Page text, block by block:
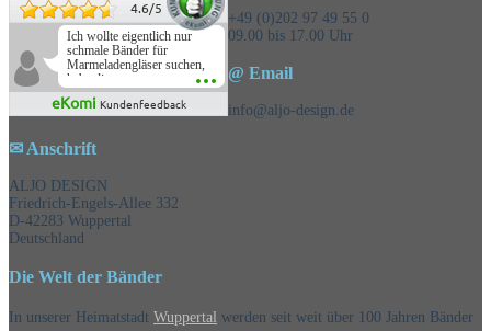
4.6/5
Ich wollte eigentlich nur
schmale Bänder für
Marmeladengläser suchen,
habe die
Überraschungsbänder
mitbestellt und war positiv
eKomi Kundenfeedback
+49 (0)202 97 49 55 0
09.00 bis 17.00 Uhr
@ Email
info@aljo-design.de
✉ Anschrift
ALJO DESIGN
Friedrich-Engels-Allee 332
D-42283 Wuppertal
Deutschland
Die Welt der Bänder
In unserer Heimatstadt Wuppertal werden seit weit über 100 Jahren Bänder